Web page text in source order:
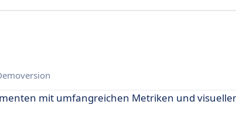
mit umfangreichen Metriken und